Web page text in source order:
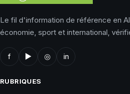
Le fil d'information de référence en
économie, sport et international,
f ▶ ◎ in
RUBRIQUES